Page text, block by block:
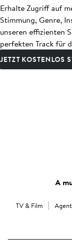
Erhalte Zugriff auf
Stimmung, Genre,
unseren effizienten
perfekten Track für
JETZT KOSTENLOS
A
TV & Film